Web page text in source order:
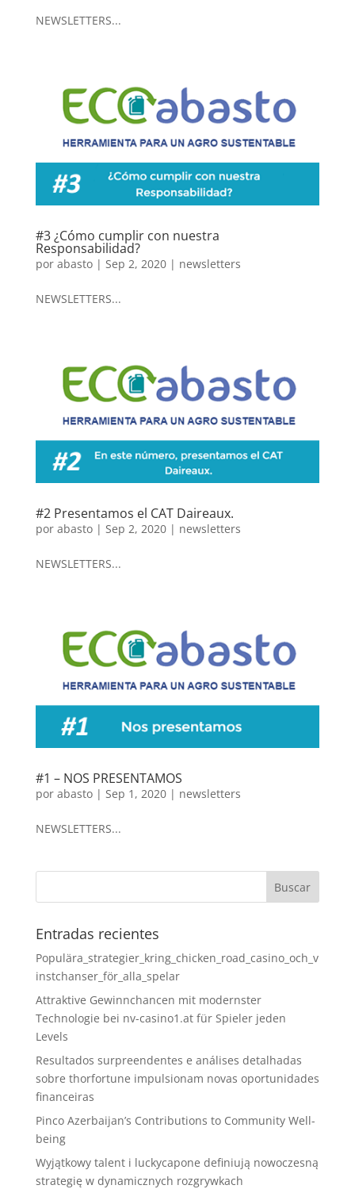
NEWSLETTERS...
#3 ¿Cómo cumplir con nuestra
Responsabilidad?
por abasto| Sep 2, 2020| newsletters
NEWSLETTERS...
#2 Presentamos el CAT Daireaux.
por abasto| Sep 2, 2020| newsletters
NEWSLETTERS...
#1 – NOS PRESENTAMOS
por abasto| Sep 1, 2020| newsletters
NEWSLETTERS...
Entradas recientes
Populära_strategier_kring_chicken_road_casino_och_v
instchanser_för_alla_spelar
Attraktive Gewinnchancen mit modernster
Technologie bei nv-casino1.at für Spieler jeden
Levels
Resultados surpreendentes e análises detalhadas
sobre thorfortune impulsionam novas oportunidades
financeiras
Pinco Azerbaijan’s Contributions to Community Well-
being
Wyjątkowy talent i luckycapone definiują nowoczesną
strategię w dynamicznych rozgrywkach